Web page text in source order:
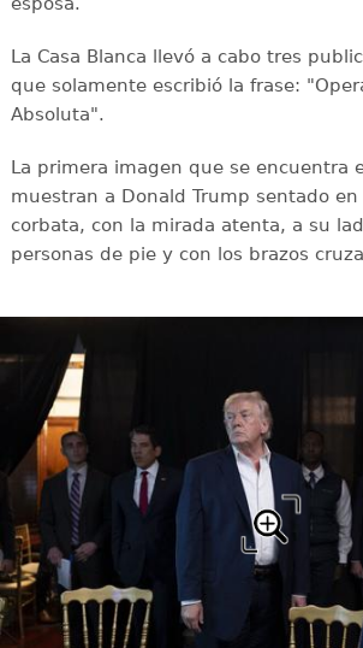
La Casa Blanca llevó a cabo tres
que solamente escribió la frase:
Absoluta".
La primera imagen que se encuentra
muestran a Donald Trump sentado
corbata, con la mirada atenta, a su
personas de pie y con los brazos